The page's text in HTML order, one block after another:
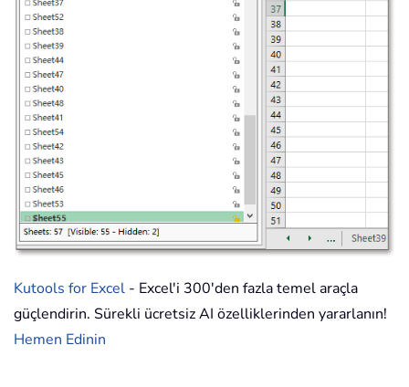
Kutools for Excel - Excel'i 300'den fazla temel araçla
güçlendirin. Sürekli ücretsiz AI özelliklerinden yararlanın!
Hemen Edinin